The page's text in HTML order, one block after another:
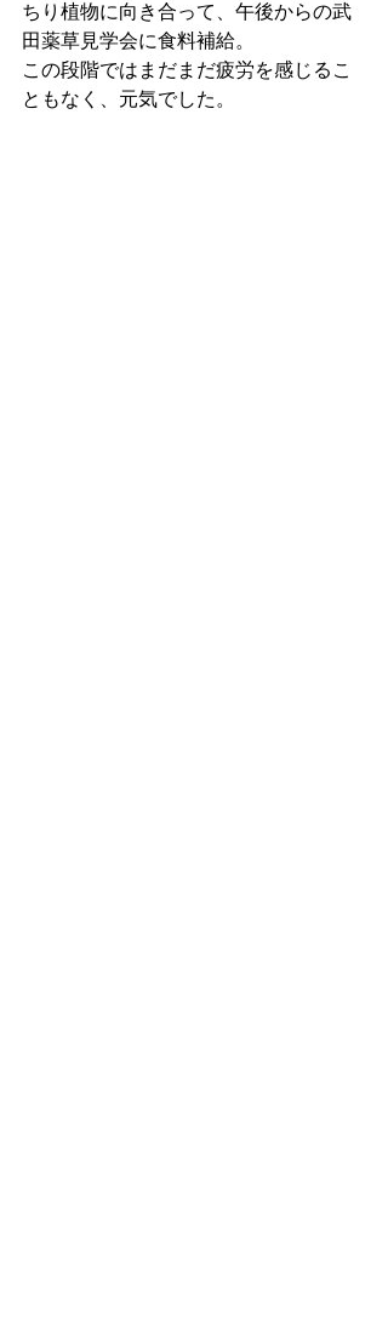
ちり植物に向き合って、午後からの武
田薬草見学会に食料補給。
この段階ではまだまだ疲労を感じるこ
ともなく、元気でした。